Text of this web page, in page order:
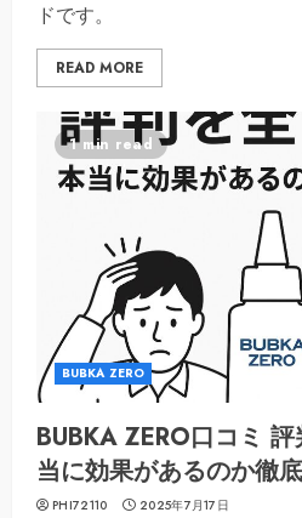
ドです。
READ MORE
1 min read
BUBKA ZERO
BUBKA ZERO口コミ
当に効果があるのか徹
PHI72110 2025年7月17日